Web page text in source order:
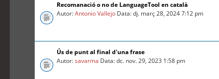
Recomanació o no de LanguageTool en català
Autor:Antonio Vallejo Data: dj. març 28, 2024 7:12 pm
Ús de punt al final d'una frase
Autor:savarma Data: dc. nov. 29, 2023 1:58 pm